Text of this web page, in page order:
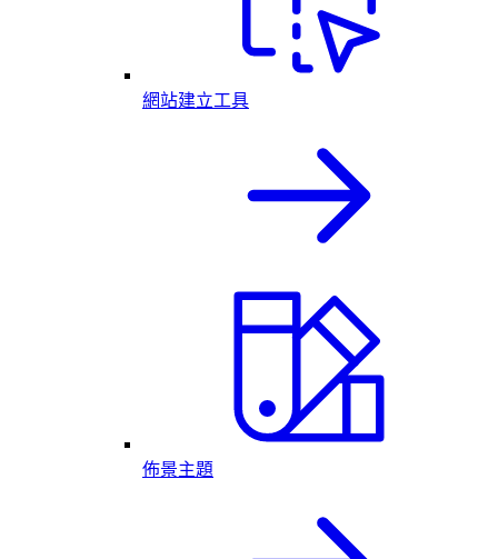
網站建立工具
佈景主題